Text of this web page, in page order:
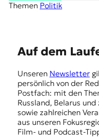
Themen Politik
Auf dem
Unseren Newsletter
persönlich von der
Postfach: mit den
Russland, Belarus
sowie zahlreichen
aus unseren
Film- und Podcast-